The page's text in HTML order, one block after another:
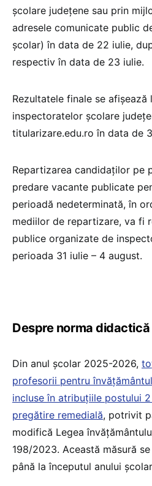
şcolare judeţene sau prin
adresele comunicate public
școlar) în data de 22 iulie,
respectiv în data de 23 iulie.
Rezultatele finale se afişează
inspectoratelor şcolare
titularizare.edu.ro în data de
Repartizarea candidaţilor pe
predare vacante publicate
perioadă nedeterminată, în
mediilor de repartizare, va fi
publice organizate de
perioada 31 iulie – 4 august.
Despre norma didactică
Din anul școlar 2025-2026,
profesorii pentru
incluse în atribuțiile postului
pregătire remedială, potrivit
modifică Legea
198/2023. Această măsură
până la începutul anului